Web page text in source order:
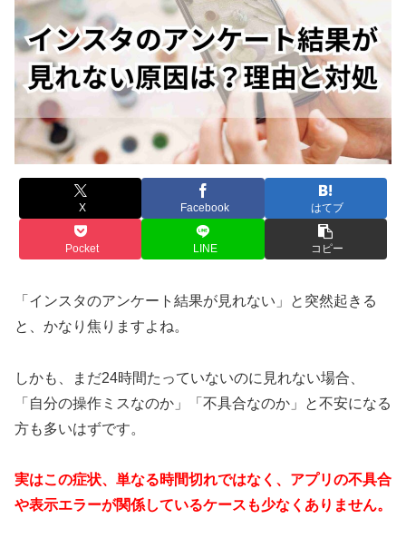
X Facebook はてブ
Pocket LINE コピー
「インスタのアンケート結果が見れない」と突然起きる
と、かなり焦りますよね。
しかも、まだ24時間たっていないのに見れない場合、
「自分の操作ミスなのか」「不具合なのか」と不安になる
方も多いはずです。
実はこの症状、単なる時間切れではなく、アプリの不具合
や表示エラーが関係しているケースも少なくありません。